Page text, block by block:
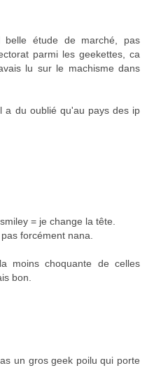
étude de marché, pas
parmi les geekettes, ca
lu sur le machisme dans
a du oublié qu'au pays des ip
= je change la tête.
forcément nana.
moins choquante de celles
bon.
un gros geek poilu qui porte